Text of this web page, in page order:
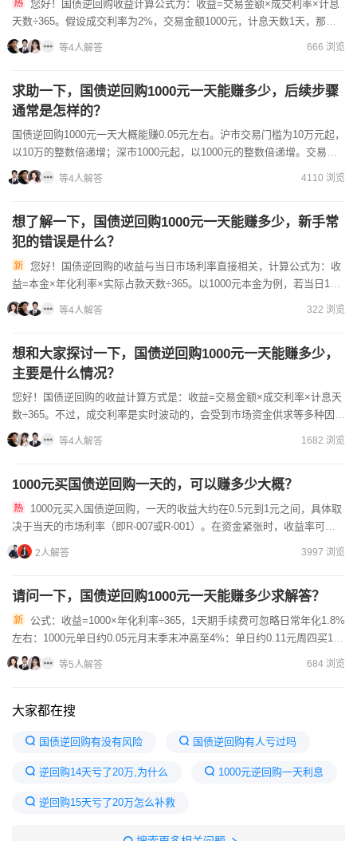
天数÷365。假设成交利率为2%，交易金额1000元，计息天数1天，那么
收益=1000×2%×1÷365≈0.05元。不过...
等4人解答 666 浏览
求助一下，国债逆回购1000元一天能赚多少，后续步骤
通常是怎样的？
国债逆回购1000元一天大概能赚0.05元左右。沪市交易门槛为10万元起，
以10万的整数倍递增；深市1000元起，以1000元的整数倍递增。交易时
间为工作日的9:30-11:30、13...
等4人解答 4110 浏览
想了解一下，国债逆回购1000元一天能赚多少，新手常
犯的错误是什么？
益=本金×年化利率×实际占款天数÷365。以1000元本金为例，若当日1天
期逆回购（如GC001）年化利率为2%，则一天收益...
等4人解答 322 浏览
想和大家探讨一下，国债逆回购1000元一天能赚多少，
主要是什么情况？
您好！国债逆回购的收益计算方式是：收益=交易金额×成交利率×计息天
数÷365。不过，成交利率是实时波动的，会受到市场资金供求等多种因素
影响，所以1000元做一天国债逆回购能赚多少钱并不...
等4人解答 1682 浏览
1000元买国债逆回购一天的，可以赚多少大概？
决于当天的市场利率（即R-007或R-001）。在资金紧张时，收益率可能
更高，例如达到2%-3%，此时收益约为2.5...
2人解答 3997 浏览
请问一下，国债逆回购1000元一天能赚多少求解答？
左右：1000元单日约0.05元月末季末冲高至4%：单日约0.11元周四买1天
期，计息3天，收益翻3倍。
等5人解答 684 浏览
大家都在搜
国债逆回购有没有风险 国债逆回购有人亏过吗
逆回购14天亏了20万,为什么 1000元逆回购一天利息
逆回购15天亏了20万怎么补救
国债逆回购怎么买最划算